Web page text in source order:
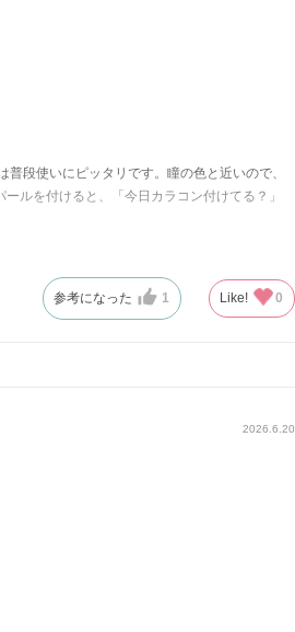
段使いにピッタリです。瞳の色と近いので、
ルを付けると、「今日カラコン付けてる？」
参考になった 1 Like! 0
2026.6.20